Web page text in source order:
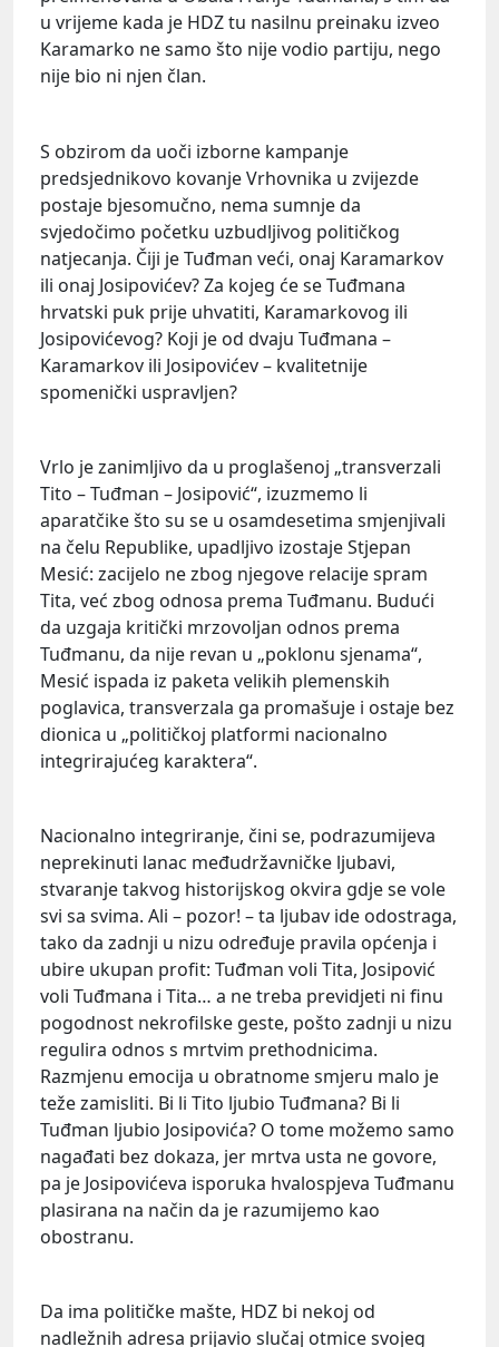
u vrijeme kada je HDZ tu nasilnu preinaku izveo
Karamarko ne samo što nije vodio partiju, nego
nije bio ni njen član.
S obzirom da uoči izborne kampanje
predsjednikovo kovanje Vrhovnika u zvijezde
postaje bjesomučno, nema sumnje da
svjedočimo početku uzbudljivog političkog
natjecanja. Čiji je Tuđman veći, onaj Karamarkov
ili onaj Josipovićev? Za kojeg će se Tuđmana
hrvatski puk prije uhvatiti, Karamarkovog ili
Josipovićevog? Koji je od dvaju Tuđmana –
Karamarkov ili Josipovićev – kvalitetnije
spomenički uspravljen?
Vrlo je zanimljivo da u proglašenoj „transverzali
Tito – Tuđman – Josipović“, izuzmemo li
aparatčike što su se u osamdesetima smjenjivali
na čelu Republike, upadljivo izostaje Stjepan
Mesić: zacijelo ne zbog njegove relacije spram
Tita, već zbog odnosa prema Tuđmanu. Budući
da uzgaja kritički mrzovoljan odnos prema
Tuđmanu, da nije revan u „poklonu sjenama“,
Mesić ispada iz paketa velikih plemenskih
poglavica, transverzala ga promašuje i ostaje bez
dionica u „političkoj platformi nacionalno
integrirajućeg karaktera“.
Nacionalno integriranje, čini se, podrazumijeva
neprekinuti lanac međudržavničke ljubavi,
stvaranje takvog historijskog okvira gdje se vole
svi sa svima. Ali – pozor! – ta ljubav ide odostraga,
tako da zadnji u nizu određuje pravila općenja i
ubire ukupan profit: Tuđman voli Tita, Josipović
voli Tuđmana i Tita… a ne treba previdjeti ni finu
pogodnost nekrofilske geste, pošto zadnji u nizu
regulira odnos s mrtvim prethodnicima.
Razmjenu emocija u obratnome smjeru malo je
teže zamisliti. Bi li Tito ljubio Tuđmana? Bi li
Tuđman ljubio Josipovića? O tome možemo samo
nagađati bez dokaza, jer mrtva usta ne govore,
pa je Josipovićeva isporuka hvalospjeva Tuđmanu
plasirana na način da je razumijemo kao
obostranu.
Da ima političke mašte, HDZ bi nekoj od
nadležnih adresa prijavio slučaj otmice svojeg